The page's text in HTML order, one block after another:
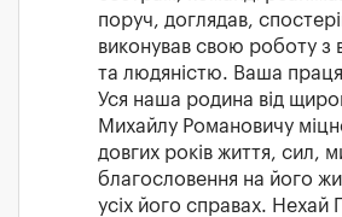
поруч, доглядав,
виконував свою роботу з
та людяністю. Ваша
Уся наша родина від
Михайлу Романовичу
довгих років життя, сил,
благословення на його
усіх його справах. Нехай